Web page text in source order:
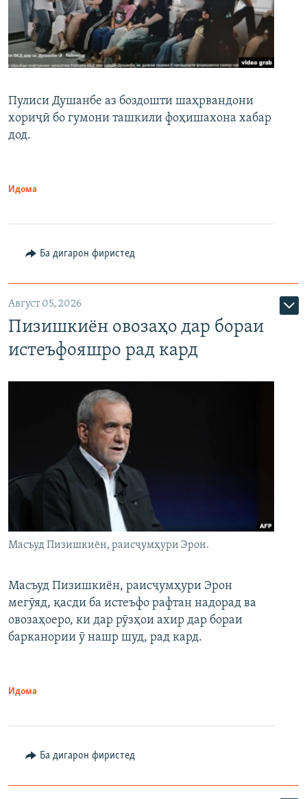
Пулиси Душанбе аз боздошти шаҳрвандони
хориҷӣ бо гумони ташкили фоҳишахона хабар
дод.
Идома
Ба дигарон фиристед
Август 05, 2026
Пизишкиён овозаҳо дар бораи
истеъфояшро рад кард
Масъуд Пизишкиён, раисҷумҳури Эрон.
Масъуд Пизишкиён, раисҷумҳури Эрон
мегӯяд, қасди ба истеъфо рафтан надорад ва
овозаҳоеро, ки дар рӯзҳои ахир дар бораи
барканории ӯ нашр шуд, рад кард.
Идома
Ба дигарон фиристед